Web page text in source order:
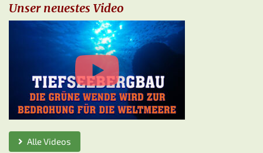
Unser neuestes Video
Alle Videos